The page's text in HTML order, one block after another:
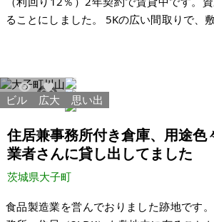
ることにしました。 5Kの広い間取りで、敷地内にあるカースペ
ースと庭があります。JR宇都宮線古河駅
県古河市桜町 土地：186㎡ 建物：84.45㎡
葺2階建 現況：賃貸中 希望価格：450万円(税込) ※現
および公簿売買でのお取引きとなります。
3172977
ビル 広大 思い出
住居兼事務所付き倉庫、用途色
業者さんに貸し出してました
茨城県大子町
食品製造業を営んでおりました跡地です